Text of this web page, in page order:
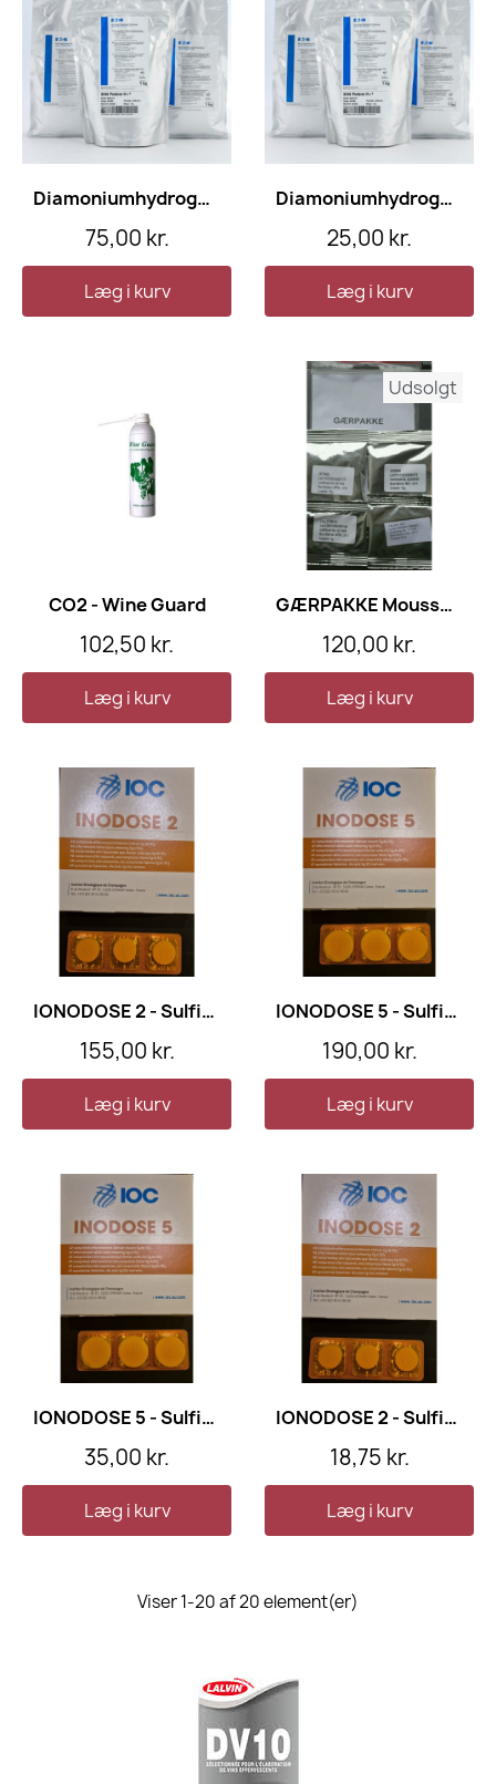
Diamoniumhydrogenfosfat + , -B Vitamin (SIHA Gærsalt plus) 1 kg
75,00 kr.
Læg i kurv
Diamoniumhydrogenfosfat 100 + B Vitamin (SIHA Gærsalt plus) 100 gram
25,00 kr.
Læg i kurv
CO2 - Wine Guard
102,50 kr.
Læg i kurv
Udsolgt
GÆRPAKKE Mousserende vin Komplet
120,00 kr.
Læg i kurv
IONODOSE 2 - Sulfittablet 48 stk
155,00 kr.
Læg i kurv
IONODOSE 5 - Sulfittablet - 42 stk
190,00 kr.
Læg i kurv
IONODOSE 5 - Sulfittablet - 6 stk
35,00 kr.
Læg i kurv
IONODOSE 2 - Sulfittablet 6 stk
18,75 kr.
Læg i kurv
Viser 1-20 af 20 element(er)